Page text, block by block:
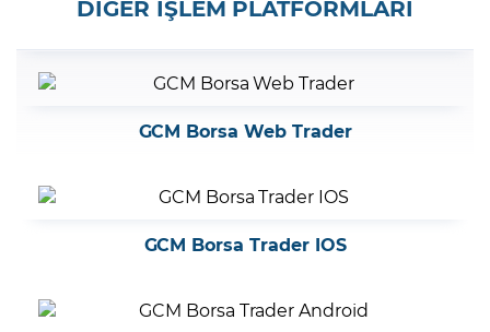
DİĞER İŞLEM PLATFORMLARI
GCM Borsa Web Trader
GCM Borsa Trader IOS